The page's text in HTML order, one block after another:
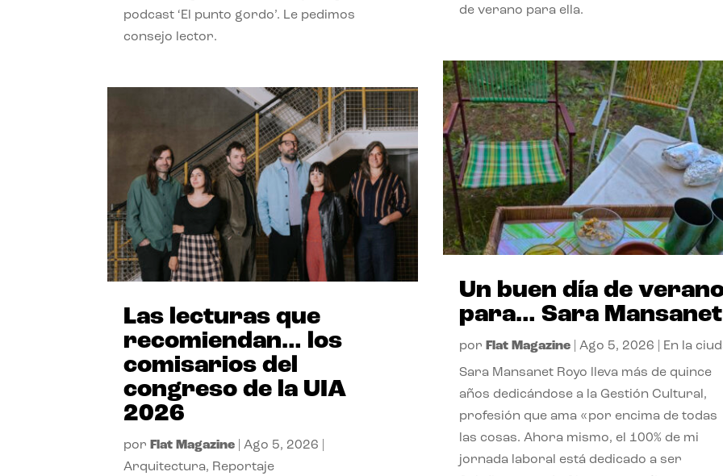
podcast ‘El punto gordo’. Le pedimos
consejo lector.
Las lecturas que
recomiendan… los
comisarios del
congreso de la UIA
2026
por Flat Magazine |Ago 5, 2026
Arquitectura, Reportaje
de verano para ella.
Un buen día de
para… Sara Mansanet
por Flat Magazine| Ago 5, 2026 En la
Sara Mansanet Royo lleva más de quince
años dedicándose a la Gestión Cultural,
profesión que ama «por encima de todas
las cosas. Ahora mismo, el 100% de mi
jornada laboral está dedicado a ser